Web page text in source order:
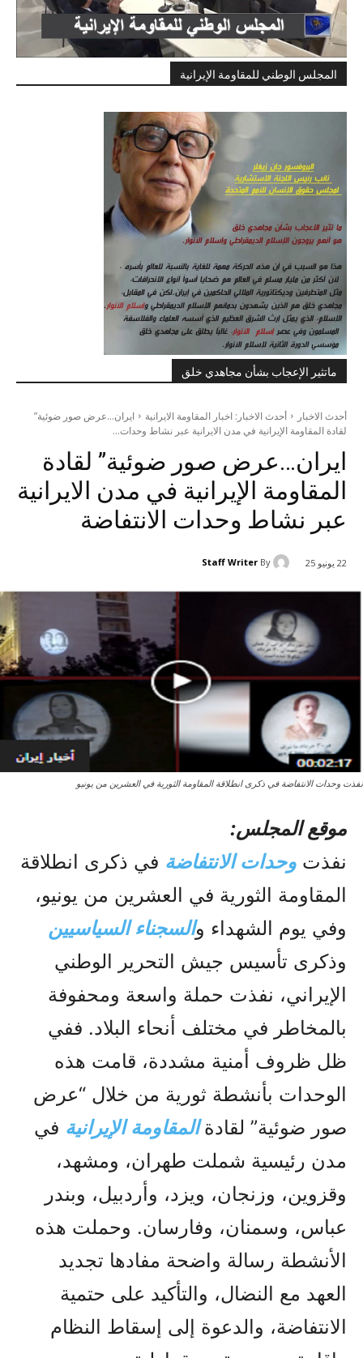
المجلس الوطني للمقاومة الإيرانية
ماتثير الإعجاب بشأن مجاهدي خلق
أحدث الاخبار أحدث الاخبار: اخبار المقاومة الايرانية
ایران...عرض صور ضوئية”
لقادة المقاومة الإيرانية في مدن الایرانیة عبر نشاط وحدات...
ایران…عرض صور ضوئية” لقادة
المقاومة الإيرانية في مدن الایرانیة
عبر نشاط وحدات الانتفاضة
22 يونيو 25 By
Staff Writer
نفذت وحدات الانتفاضة في ذكرى انطلاقة المقاومة الثورية في العشرين من يونيو
موقع المجلس:
نفذت وحدات الانتفاضة في ذكرى انطلاقة
المقاومة الثورية في العشرين من يونيو،
وفي يوم الشهداء والسجناء السياسيين
وذكرى تأسيس جيش التحرير الوطني
الإيراني، نفذت حملة واسعة ومحفوفة
بالمخاطر في مختلف أنحاء البلاد. ففي
ظل ظروف أمنية مشددة، قامت هذه
الوحدات بأنشطة ثورية من خلال “عرض
صور ضوئية” لقادةالمقاومة الإيرانية في
مدن رئيسية شملت طهران، ومشهد،
وقزوين، وزنجان، ويزد، وأردبيل، وبندر
عباس، وسمنان، وفارسان. وحملت هذه
الأنشطة رسالة واضحة مفادها تجديد
العهد مع النضال، والتأكيد على حتمية
الانتفاضة، والدعوة إلى إسقاط النظام